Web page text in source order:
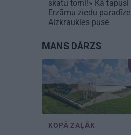
skatu torni!» Kā tapusi
Erzāmu ziedu paradīze
Aizkraukles pusē
MANS DĀRZS
KOPĀ ZAĻĀK